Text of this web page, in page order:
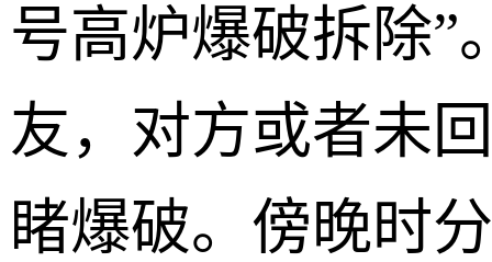
号高炉爆破拆除”
友，对方或者未
睹爆破。傍晚时